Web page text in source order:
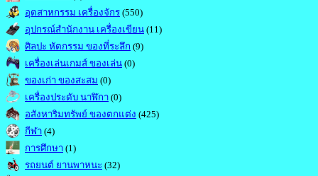
อุตสาหกรรม เครื่องจักร (550)
อุปกรณ์สำนักงาน เครื่องเขียน (11)
ศิลปะ หัตกรรม ของที่ระลึก (9)
เครื่องเล่นเกมส์ ของเล่น (0)
ของเก่า ของสะสม (0)
เครื่องประดับ นาฬิกา (0)
อสังหาริมทรัพย์ ของตกแต่ง (425)
กีฬา (4)
การศึกษา (1)
รถยนต์ ยานพาหนะ (32)